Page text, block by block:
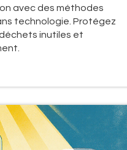
avec des méthodes
technologie. Protégez
inutiles et